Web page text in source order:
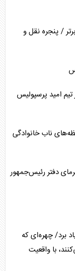
/ پنجره نقل و
امید پرسپولیس
ناب خانوادگی
دفتر رئیس‌جمهور
برد/ چهره‌ای که
با واقعیت